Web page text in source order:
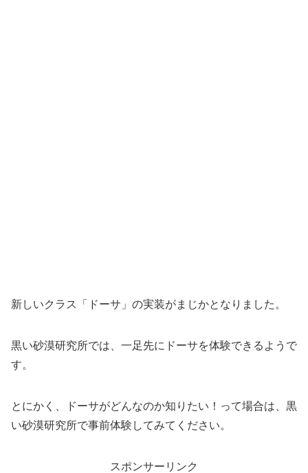
新しいクラス「ドーサ」の実装がまじかとなりました。
黒い砂漠研究所では、一足先にドーサを体験できるようで
す。
とにかく、ドーサがどんなのか知りたい！って場合は、黒
い砂漠研究所で事前体験してみてください。
スポンサーリンク